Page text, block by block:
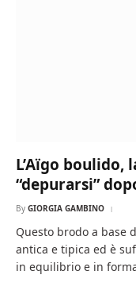
L’Aïgo boulido,
“depurarsi”
By GIORGIA GAMBINO
Questo brodo a base
antica e tipica ed è
in equilibrio e in